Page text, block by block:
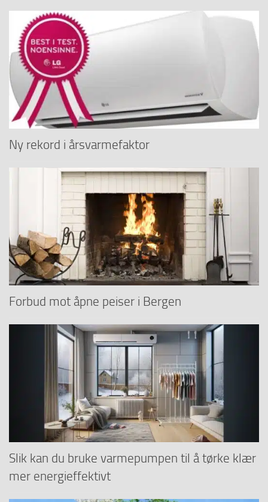
Ny rekord i årsvarmefaktor
Forbud mot åpne peiser i Bergen
Slik kan du bruke varmepumpen til å tørke klær
mer energieffektivt